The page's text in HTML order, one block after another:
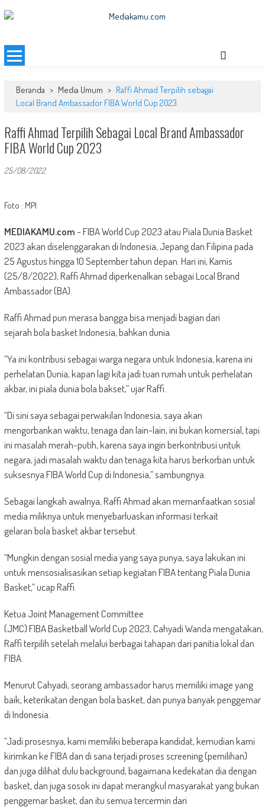
to
Beranda > Media Umum > Raffi Ahmad Terpilih sebagai
Local Brand Ambassador FIBA World Cup 2023
Raffi Ahmad Terpilih Sebagai Local Brand Ambassador
FIBA World Cup 2023
25/08/2022
Foto : MPI
MEDIAKAMU.com-FIBA World Cup 2023 atau Piala Dunia Basket
2023 akan diselenggarakan di Indonesia, Jepang dan Filipina pada
25 Agustus hingga 10 September tahun depan. Hari ini, Kamis
(25/8/2022), Raffi Ahmad diperkenalkan sebagai Local Brand
Ambassador (BA).
Raffi Ahmad pun merasa bangga bisa menjadi bagian dari
sejarah bola basket Indonesia, bahkan dunia.
“Ya ini kontribusi sebagai warga negara untuk Indonesia, karena ini
perhelatan Dunia, kapan lagi kita jadi tuan rumah untuk perhelatan
akbar, ini piala dunia bola bakset,” ujar Raffi.
“Di sini saya sebagai perwakilan Indonesia, saya akan
mengorbankan waktu, tenaga dan lain-lain, ini bukan komersial, tapi
ini masalah merah-putih, karena saya ingin berkontribusi untuk
negara, jadi masalah waktu dan tenaga kita harus berkorban untuk
suksesnya FIBA World Cup di Indonesia,” sambungnya.
Sebagai langkah awalnya, Raffi Ahmad akan memanfaatkan sosial
media miliknya untuk menyebarluaskan informasi terkait
gelaran bola basket akbar tersebut.
“Mungkin dengan sosial media yang saya punya, saya lakukan ini
untuk mensosialisasikan setiap kegiatan FIBA tentang Piala Dunia
Basket,” ucap Raffi.
Ketua Joint Management Committee
(JMC) FIBA Basketball World Cup 2023, Cahyadi Wanda mengatakan,
Raffi terpilih setelah melalui berbagai tahapan dari panitia lokal dan
FIBA.
Menurut Cahyadi, seorang ambassador harus memiliki image yang
baik, keterikatan dengan bola basket, dan punya banyak penggemar
di Indonesia.
“Jadi prosesnya, kami memiliki beberapa kandidat, kemudian kami
kirimkan ke FIBA dan di sana terjadi proses screening (pemilihan)
dan juga dilihat dulu background, bagaimana kedekatan dia dengan
basket, dan juga sosok ini dapat merangkul masyarakat yang bukan
penggemar basket, dan itu semua tercermin dari